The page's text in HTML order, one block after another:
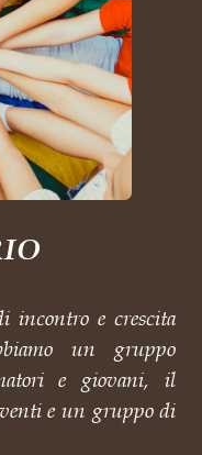
incontro e crescita
un gruppo
e giovani, il
e un gruppo di